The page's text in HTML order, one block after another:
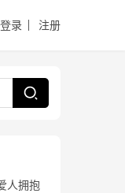
登录 注册
人拥抱